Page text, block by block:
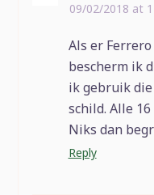
09/02/2018 at
Als er
bescherm ik
ik gebruik
schild. Alle
Niks dan
Reply